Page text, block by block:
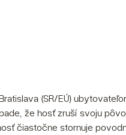
(SR/EÚ)
že hosť zruší svoju
čiastočne stornuje